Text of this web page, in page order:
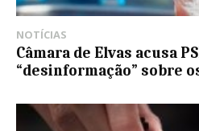
NOTÍCIAS
Câmara de Elvas acusa
“desinformação” sobre